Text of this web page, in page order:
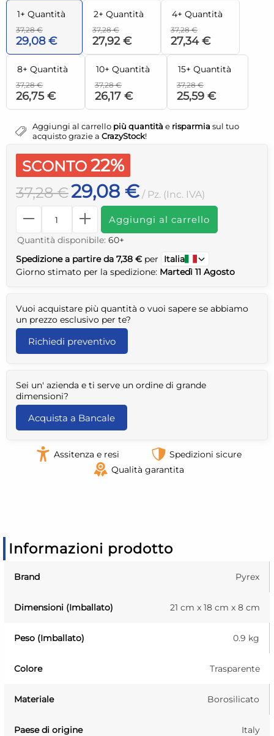
1+ Quantità
37,28 €
29,08 €
2+ Quantità
37,28 €
27,92 €
4+ Quantità
37,28 €
27,34 €
8+ Quantità
37,28 €
26,75 €
10+ Quantità
37,28 €
26,17 €
15+ Quantità
37,28 €
25,59 €
Aggiungi al carrello più quantità e risparmia sul tuo
acquisto grazie a CrazyStock!
SCONTO 22%
37,28 €29,08 € / Pz. (Inc. IVA)
Aggiungi al carrello
Quantità disponibile: 60+
Spedizione a partire da 7,38 € per
Italia
Giorno stimato per la spedizione: Martedì 11 Agosto
Vuoi acquistare più quantità o vuoi sapere se abbiamo
un prezzo esclusivo per te?
Richiedi preventivo
Sei un' azienda e ti serve un ordine di grande
dimensioni?
Acquista a Bancale
Assitenza e resi
Spedizioni sicure
Qualità garantita
Informazioni prodotto
Brand Pyrex
Dimensioni (Imballato) 21 cm x 18 cm x 8 cm
Peso (Imballato) 0.9 kg
Colore Trasparente
Materiale Borosilicato
Paese di origine Italy